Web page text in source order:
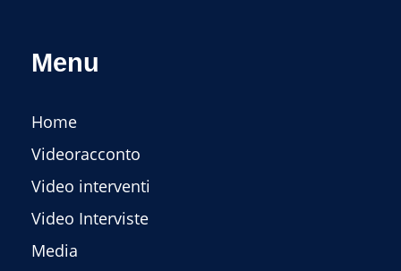
Menu
Home
Videoracconto
Video interventi
Video Interviste
Media